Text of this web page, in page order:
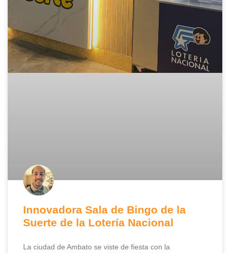
Innovadora Sala de Bingo de la
Suerte de la Lotería Nacional
La ciudad de Ambato se viste de fiesta con la